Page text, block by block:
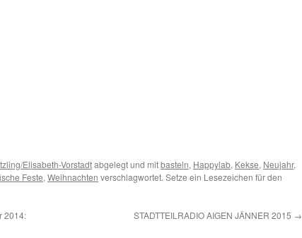
Elisabeth-Vorstadtabgelegt und mitbasteln, Happylab, Kekse, Neujahr,
Feste, Weihnachten verschlagwortet. Setze ein Lesezeichen für den
2014:
STADTTEILRADIO AIGEN JÄNNER 2015 →